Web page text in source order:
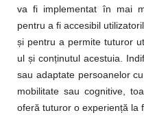
va fi implementat în mai
pentru a fi accesibil
și pentru a permite tuturor
ul și conținutul acestuia.
sau adaptate persoanelor
mobilitate sau cognitive,
oferă tuturor o experiență la